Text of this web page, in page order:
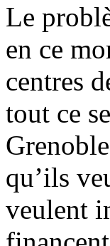
Le
en ce
centres
tout ce
qu’ils
veulent